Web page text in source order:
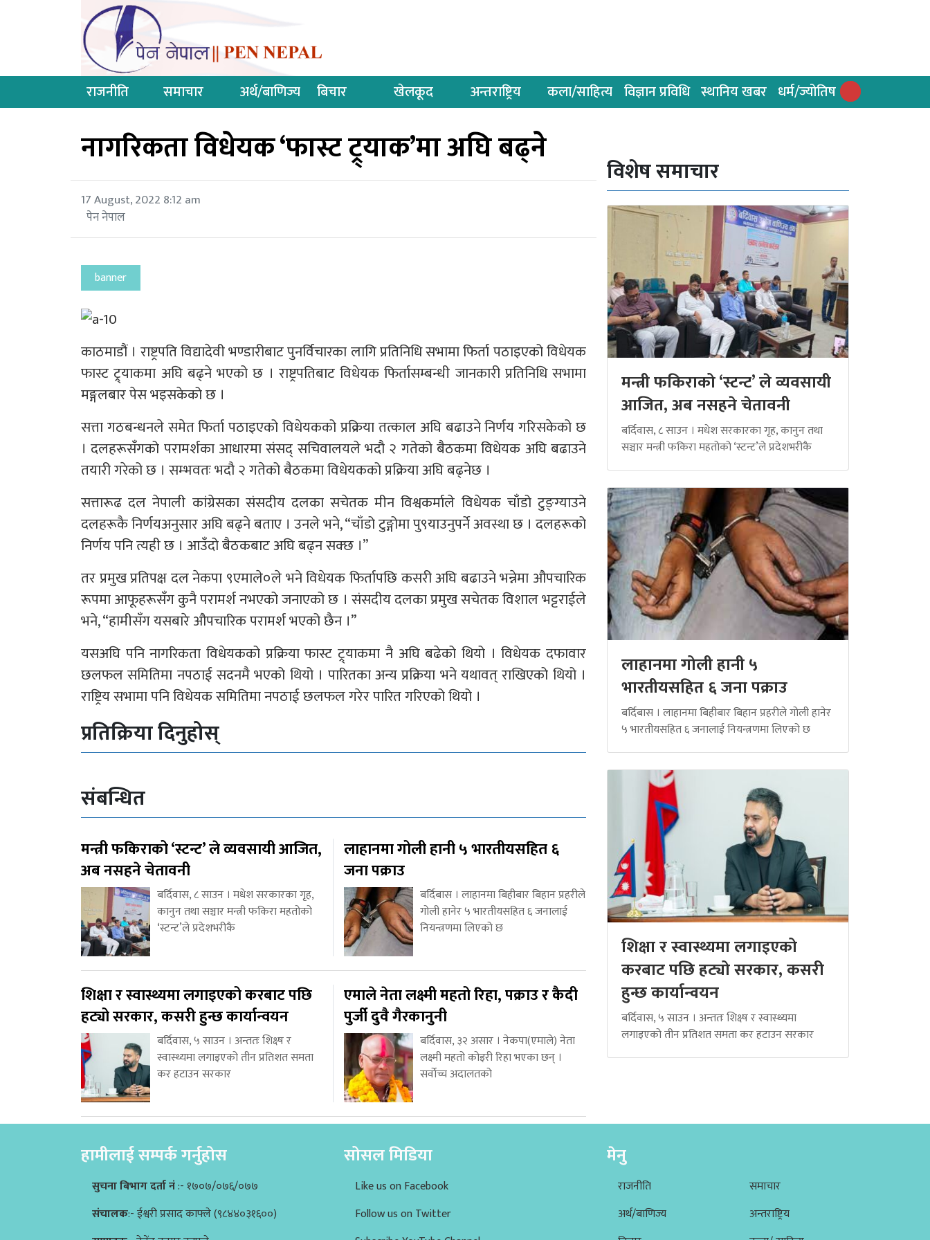
राजनीति समाचार अर्थ/बाणिज्य बिचार खेलकूद अन्तराष्ट्रिय कला/साहित्य विज्ञान प्रविधि स्थानिय खबर धर्म/ज्योतिष
नागरिकता विधेयक ‘फास्ट ट्र्याक’मा अघि बढ्ने
17 August, 2022 8:12 am
पेन नेपाल
banner
काठमाडौं । राष्ट्रपति विद्यादेवी भण्डारीबाट पुनर्विचारका लागि प्रतिनिधि सभामा फिर्ता पठाइएको विधेयक
फास्ट ट्र्याकमा अघि बढ्ने भएको छ । राष्ट्रपतिबाट विधेयक फिर्तासम्बन्धी जानकारी प्रतिनिधि सभामा
मङ्गलबार पेस भइसकेको छ ।
सत्ता गठबन्धनले समेत फिर्ता पठाइएको विधेयकको प्रक्रिया तत्काल अघि बढाउने निर्णय गरिसकेको छ
। दलहरूसँगको परामर्शका आधारमा संसद् सचिवालयले भदौ २ गतेको बैठकमा विधेयक अघि बढाउने
तयारी गरेको छ । सम्भवतः भदौ २ गतेको बैठकमा विधेयकको प्रक्रिया अघि बढ्नेछ ।
सत्तारूढ दल नेपाली कांग्रेसका संसदीय दलका सचेतक मीन विश्वकर्माले विधेयक चाँडो टुङ्ग्याउने
दलहरूकै निर्णयअनुसार अघि बढ्ने बताए । उनले भने, “चाँडो टुङ्गोमा पु९याउनुपर्ने अवस्था छ । दलहरूको
निर्णय पनि त्यही छ । आउँदो बैठकबाट अघि बढ्न सक्छ ।”
तर प्रमुख प्रतिपक्ष दल नेकपा ९एमाले०ले भने विधेयक फिर्तापछि कसरी अघि बढाउने भन्नेमा औपचारिक
रूपमा आफूहरूसँग कुनै परामर्श नभएको जनाएको छ । संसदीय दलका प्रमुख सचेतक विशाल भट्टराईले
भने, “हामीसँग यसबारे औपचारिक परामर्श भएको छैन ।”
यसअघि पनि नागरिकता विधेयकको प्रक्रिया फास्ट ट्र्याकमा नै अघि बढेको थियो । विधेयक दफावार
छलफल समितिमा नपठाई सदनमै भएको थियो । पारितका अन्य प्रक्रिया भने यथावत् राखिएको थियो ।
राष्ट्रिय सभामा पनि विधेयक समितिमा नपठाई छलफल गरेर पारित गरिएको थियो ।
प्रतिक्रिया दिनुहोस्
संबन्धित
मन्त्री फकिराको ‘स्टन्ट’ ले व्यवसायी आजित,
अब नसहने चेतावनी
बर्दिवास, ८ साउन । मधेश सरकारका गृह,
कानुन तथा सञ्चार मन्त्री फकिरा महतोको
‘स्टन्ट’ले प्रदेशभरीकै
लाहानमा गोली हानी ५ भारतीयसहित ६
जना पक्राउ
बर्दिबास । लाहानमा बिहीबार बिहान प्रहरीले
गोली हानेर ५ भारतीयसहित ६ जनालाई
नियन्त्रणमा लिएको छ
शिक्षा र स्वास्थ्यमा लगाइएको करबाट पछि
हट्यो सरकार, कसरी हुन्छ कार्यान्वयन
बर्दिवास, ५ साउन । अन्ततः शिक्ष्ष र
स्वास्थ्यमा लगाइएको तीन प्रतिशत समता
कर हटाउन सरकार
एमाले नेता लक्ष्मी महतो रिहा, पक्राउ र कैदी
पुर्जी दुवै गैरकानुनी
बर्दिवास, ३२ असार । नेकपा(एमाले) नेता
लक्ष्मी महतो कोइरी रिहा भएका छन् ।
सर्वोच्च अदालतको
विशेष समाचार
मन्त्री फकिराको ‘स्टन्ट’ ले व्यवसायी
आजित, अब नसहने चेतावनी
बर्दिवास, ८ साउन । मधेश सरकारका गृह, कानुन तथा
सञ्चार मन्त्री फकिरा महतोको ‘स्टन्ट’ले प्रदेशभरीकै
लाहानमा गोली हानी ५
भारतीयसहित ६ जना पक्राउ
बर्दिबास । लाहानमा बिहीबार बिहान प्रहरीले गोली हानेर
५ भारतीयसहित ६ जनालाई नियन्त्रणमा लिएको छ
शिक्षा र स्वास्थ्यमा लगाइएको
करबाट पछि हट्यो सरकार, कसरी
हुन्छ कार्यान्वयन
बर्दिवास, ५ साउन । अन्ततः शिक्ष्ष र स्वास्थ्यमा
लगाइएको तीन प्रतिशत समता कर हटाउन सरकार
हामीलाई सम्पर्क गर्नुहोस
सुचना बिभाग दर्ता नं:- १७०७/०७६/०७७
संचालक:- ईश्वरी प्रसाद काफ्ले (९८४४०३१६००)
सोसल मिडिया
Like us on Facebook
Follow us on Twitter
मेनु
राजनीति
अर्थ/बाणिज्य
समाचार
अन्तराष्ट्रिय